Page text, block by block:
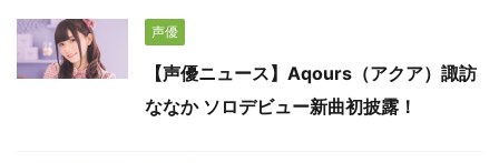
声優
【声優ニュース】Aqours（アクア）諏訪
ななか ソロデビュー新曲初披露！